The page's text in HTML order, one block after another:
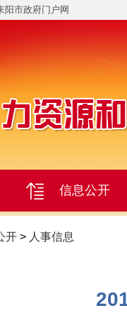
阳市政府门户网
信息公开
开 > 人事信息